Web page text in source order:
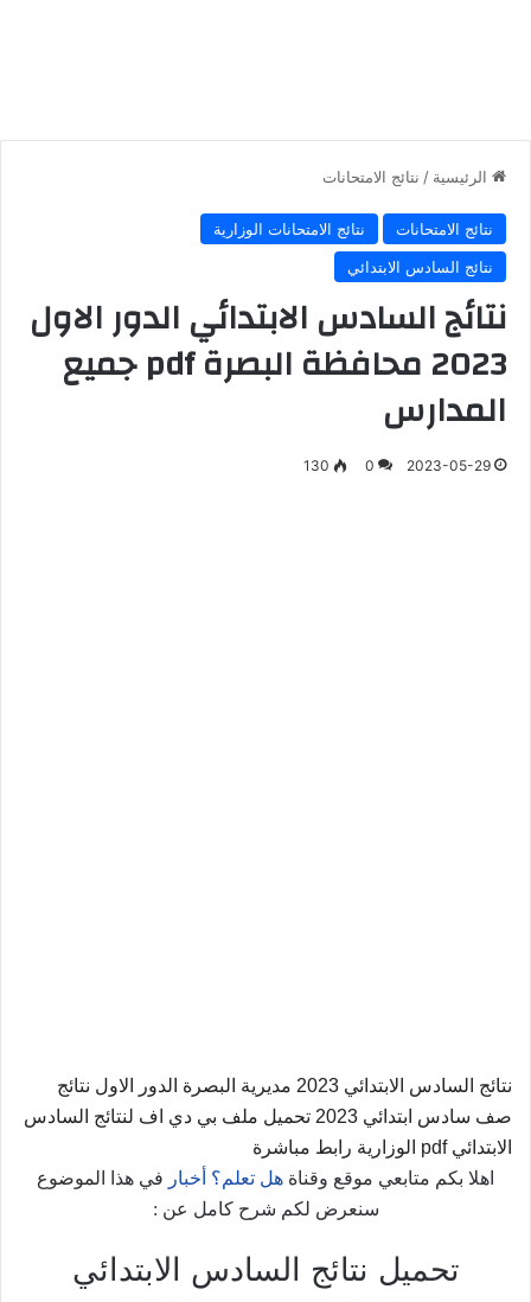
الرئيسية / نتائج الامتحانات
نتائج الامتحانات
نتائج الامتحانات الوزارية
نتائج السادس الابتدائي
نتائج السادس الابتدائي الدور الاول
2023 محافظة البصرة pdf جميع
المدارس
2023-05-29
0
130
نتائج السادس الابتدائي 2023 مديرية البصرة الدور الاول نتائج
صف سادس ابتدائي 2023 تحميل ملف بي دي اف لنتائج السادس
الابتدائي pdf الوزارية رابط مباشرة
اهلا بكم متابعي موقع وقناة هل تعلم؟ أخبار في هذا الموضوع
سنعرض لكم شرح كامل عن :
تحميل نتائج السادس الابتدائي